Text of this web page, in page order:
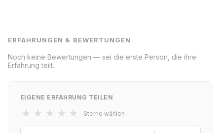
ERFAHRUNGEN & BEWERTUNGEN
Noch keine Bewertungen — sei die erste Person, die ihre
Erfahrung teilt.
EIGENE ERFAHRUNG TEILEN
★ ★ ★ ★ ★ Sterne wählen